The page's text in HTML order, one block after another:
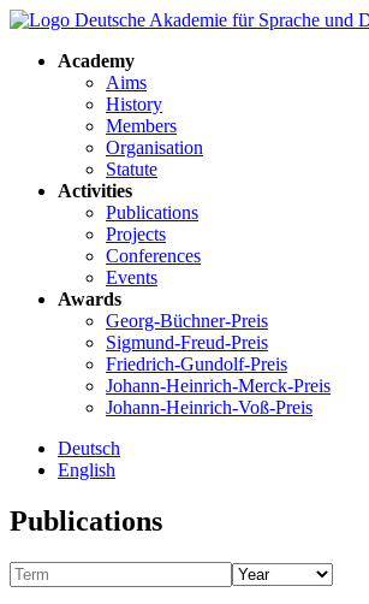
Academy
Aims
History
Members
Organisation
Statute
Activities
Publications
Projects
Conferences
Events
Awards
Georg-Büchner-Preis
Sigmund-Freud-Preis
Friedrich-Gundolf-Preis
Johann-Heinrich-Merck-Preis
Johann-Heinrich-Voß-Preis
Deutsch
English
Publications